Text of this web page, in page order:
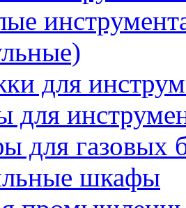
для
для
для газовых
шкафы